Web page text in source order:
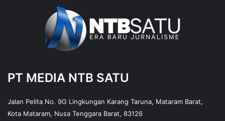
PT MEDIA NTB SATU
Jalan Pelita No. 9G Lingkungan Karang Taruna, Mataram Barat,
Kota Mataram, Nusa Tenggara Barat, 83126